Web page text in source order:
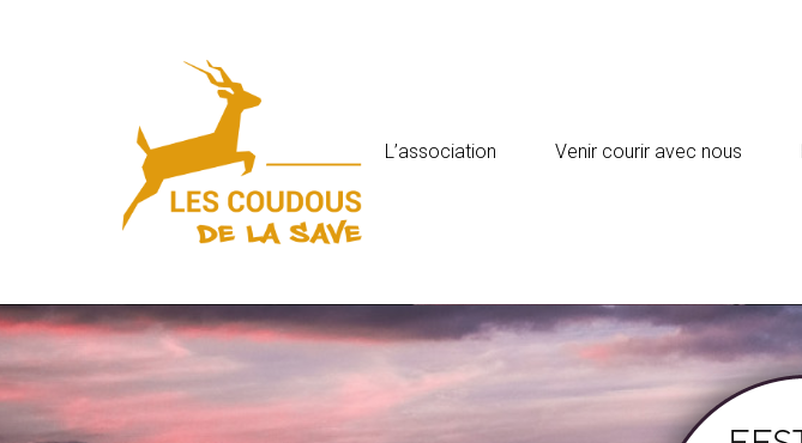
L’association Venir courir avec nous